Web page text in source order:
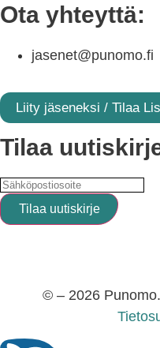
Ota yhteyttä:
jasenet@punomo.fi
Liity jäseneksi / Tilaa
Tilaa
© – 2026